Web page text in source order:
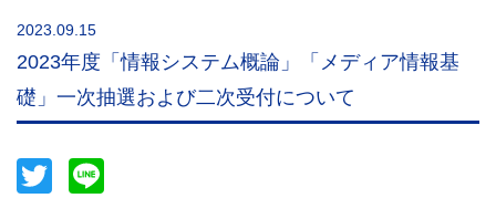
2023.09.15
2023年度「情報システム概論」「メディア情報基
礎」一次抽選および二次受付について
Twitter